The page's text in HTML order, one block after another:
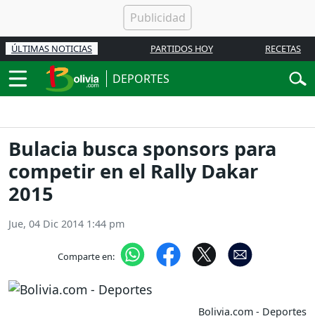
ÚLTIMAS NOTICIAS PARTIDOS HOY RECETAS
DEPORTES
Bulacia busca sponsors para
competir en el Rally Dakar
2015
Jue, 04 Dic 2014 1:44 pm
Comparte en:
Bolivia.com - Deportes